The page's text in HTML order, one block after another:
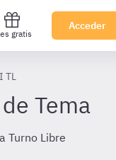
gratis
Acceder
TL
Tema
Turno Libre